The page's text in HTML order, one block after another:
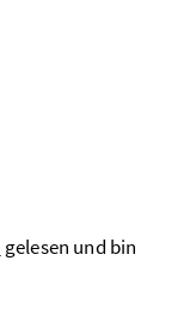
gelesen und bin